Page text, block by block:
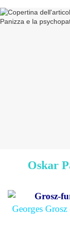
Oskar
Georges Grosz